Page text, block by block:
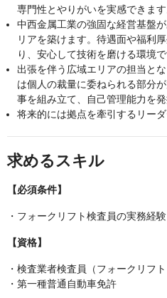
専門性とやりがいを実感できます
中西金属工業の強固な経営基盤
リアを築けます。待遇面や福利
り、安心して技術を磨ける環境で
出張を伴う広域エリアの担当と
は個人の裁量に委ねられる部分
事を組み立て、自己管理能力を
将来的には拠点を牽引するリー
求めるスキル
【必須条件】
・フォークリフト検査員の実務経験
【資格】
・検査業者検査員（フォークリフト
・第一種普通自動車免許